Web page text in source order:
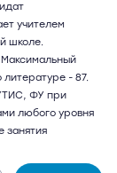
учителем
школе.
Максимальный
литературе - 87.
ФУ при
любого уровня
занятия